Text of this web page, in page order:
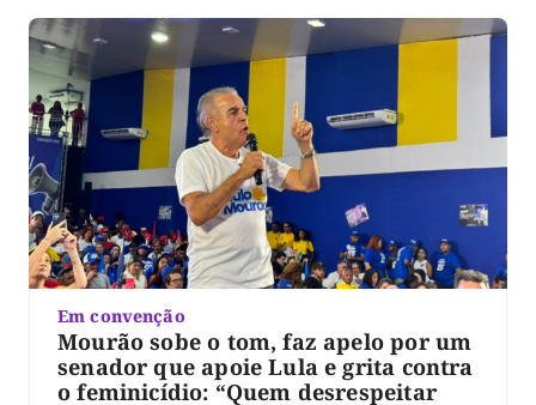
4, em Palmas, ele afirmou que […]
Em convenção
Mourão sobe o tom, faz apelo por um
senador que apoie Lula e grita contra
o feminicídio: “Quem desrespeitar